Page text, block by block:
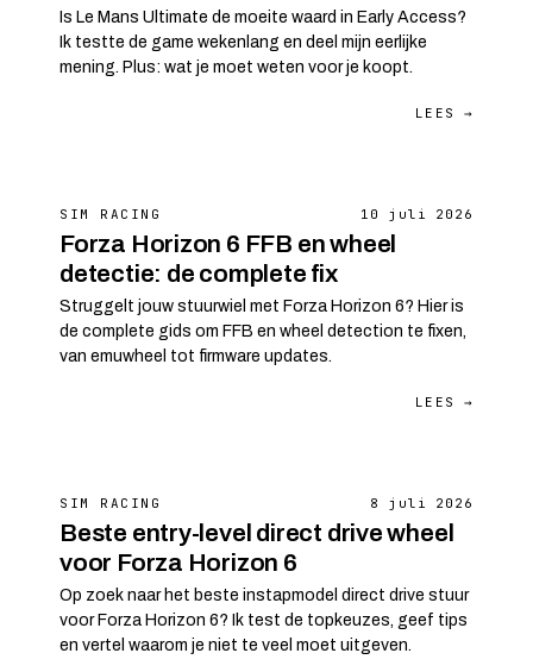
Is Le Mans Ultimate de moeite waard in Early Access?
Ik testte de game wekenlang en deel mijn eerlijke
mening. Plus: wat je moet weten voor je koopt.
LEES →
SIM RACING 10 juli 2026
Forza Horizon 6 FFB en wheel
detectie: de complete fix
Struggelt jouw stuurwiel met Forza Horizon 6? Hier is
de complete gids om FFB en wheel detection te fixen,
van emuwheel tot firmware updates.
LEES →
SIM RACING 8 juli 2026
Beste entry-level direct drive wheel
voor Forza Horizon 6
Op zoek naar het beste instapmodel direct drive stuur
voor Forza Horizon 6? Ik test de topkeuzes, geef tips
en vertel waarom je niet te veel moet uitgeven.